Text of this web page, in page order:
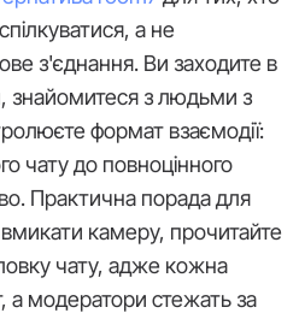
а не
з'єднання. Ви заходите в
знайомитеся з людьми з
формат взаємодії:
чату до повноцінного
Практична порада для
камеру, прочитайте
чату, адже кожна
а модератори стежать за